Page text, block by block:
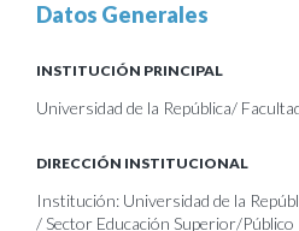
Datos Generales
INSTITUCIÓN PRINCIPAL
Universidad de la República/
DIRECCIÓN INSTITUCIONAL
Institución: Universidad de la
/ Sector Educación Superior/Público